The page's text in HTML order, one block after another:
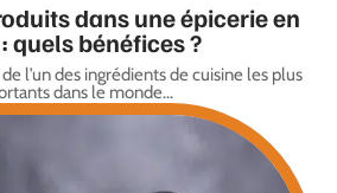
dans une épicerie en
quels bénéfices ?
l’un des ingrédients de cuisine les plus
dans le monde…